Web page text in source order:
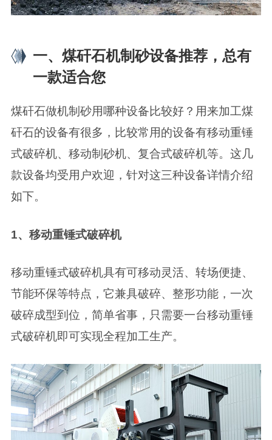
一、煤矸石机制砂设备推荐，总有
一款适合您
煤矸石做机制砂用哪种设备比较好？用来加工煤
矸石的设备有很多，比较常用的设备有移动重锤
式破碎机、移动制砂机、复合式破碎机等。这几
款设备均受用户欢迎，针对这三种设备详情介绍
如下。
1、移动重锤式破碎机
移动重锤式破碎机具有可移动灵活、转场便捷、
节能环保等特点，它兼具破碎、整形功能，一次
破碎成型到位，简单省事，只需要一台移动重锤
式破碎机即可实现全程加工生产。